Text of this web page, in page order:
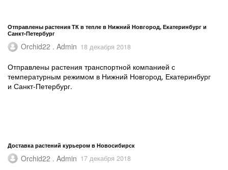
Отправлены растения ТК в тепле в Нижний Новгород, Екатеринбург и
Санкт-Петербург
Orchid22 . Admin 18 декабря 2018
Отправлены растения транспортной компанией с
температурным режимом в Нижний Новгород, Екатеринбург
и Санкт-Петербург.
Доставка растений курьером в Новосибирск
Orchid22 . Admin 17 декабря 2018